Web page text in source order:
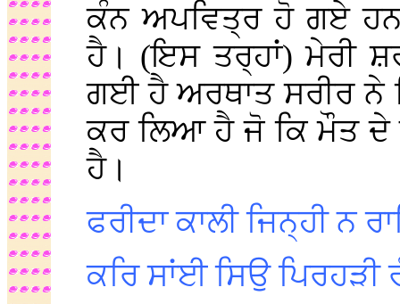
ਕੰਨ ਅਪਵਿਤ੍ਰ ਹੋ ਗਏ
ਹੈ। (ਇਸ ਤਰ੍ਹਾਂ) ਮੇਰੀ
ਗਈ ਹੈ ਅਰਥਾਤ ਸਰੀਰ ਨੇ
ਕਰ ਲਿਆ ਹੈ ਜੋ ਕਿ ਮੌਤ
ਹੈ।
ਫਰੀਦਾ ਕਾਲੀ ਜਿਨ੍ਹੀ ਨ
ਕਰਿ ਸਾਂਈ ਸਿਉ